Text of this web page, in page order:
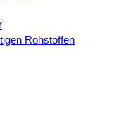
Rohstoffen